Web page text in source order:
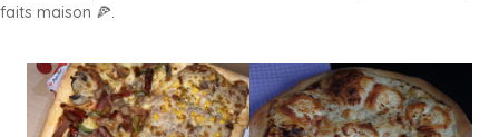
faits maison 🍕.